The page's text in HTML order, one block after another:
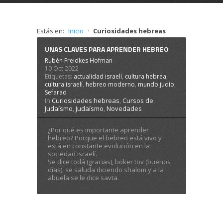
Estás en: Inicio · Curiosidades hebreas
UNAS CLAVES PARA APRENDER HEBREO
Rubén Freidkes Hofman
10 Oct 2022
Etiquetas: actualidad israelí, cultura hebrea,
cultura israelí, hebreo moderno, mundo judío,
Sefarad
In Curiosidades hebreas, Cursos de
Judaísmo,Judaísmo,Novedades
¿Por qué es importante aprender
hebreo? Porque el hebreo está vivo y
está en constante evolución en la
sociedad israelí.
Se dice todá (gracias), boker tov (buenos
días), se saluda diciendo shalom y a la
abuela se le dice savta.